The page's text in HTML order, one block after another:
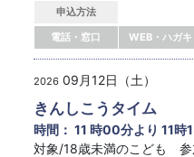
申込方法
電話・窓口
WEB・ハガキ
2026 09月12日（土）
きんしこうタイム
時間： 11 時00分より 11時
対象/18歳未満のこども